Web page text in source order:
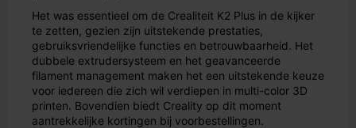
Het was essentieel om de Crealiteit K2 Plus in de kijker
te zetten, gezien zijn uitstekende prestaties,
gebruiksvriendelijke functies en betrouwbaarheid. Het
dubbele extrudersysteem en het geavanceerde
filament management maken het een uitstekende keuze
voor iedereen die zich wil verdiepen in multi-color 3D
printen. Bovendien biedt Creality op dit moment
aantrekkelijke kortingen bij voorbestellingen.